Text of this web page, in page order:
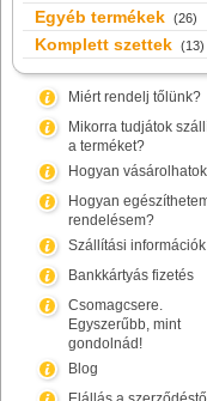
Egyéb termékek (26)
Komplett szettek (13)
Miért rendelj tőlünk?
Mikorra tudjátok
a terméket?
Hogyan
Hogyan
rendelésem?
Szállítási információk
Bankkártyás fizetés
Csomagcsere.
Egyszerűbb, mint
gondolnád!
Blog